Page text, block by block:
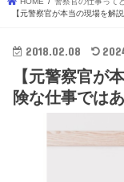
【元警察官が本当の現場を解
2018.02.08
【元警察官が
険な仕事では